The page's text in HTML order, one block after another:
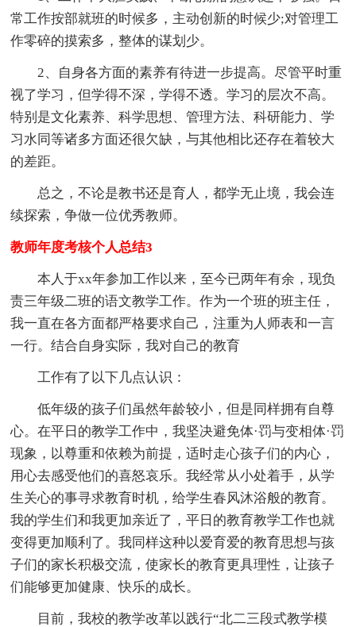
常工作按部就班的时候多，主动创新的时候少;对管理工
作零碎的摸索多，整体的谋划少。
2、自身各方面的素养有待进一步提高。尽管平时重
视了学习，但学得不深，学得不透。学习的层次不高。
特别是文化素养、科学思想、管理方法、科研能力、学
习水同等诸多方面还很欠缺，与其他相比还存在着较大
的差距。
总之，不论是教书还是育人，都学无止境，我会连
续探索，争做一位优秀教师。
教师年度考核个人总结3
本人于xx年参加工作以来，至今已两年有余，现负
责三年级二班的语文教学工作。作为一个班的班主任，
我一直在各方面都严格要求自己，注重为人师表和一言
一行。结合自身实际，我对自己的教育
工作有了以下几点认识：
低年级的孩子们虽然年龄较小，但是同样拥有自尊
心。在平日的教学工作中，我坚决避免体·罚与变相体·罚
现象，以尊重和依赖为前提，适时走心孩子们的内心，
用心去感受他们的喜怒哀乐。我经常从小处着手，从学
生关心的事寻求教育时机，给学生春风沐浴般的教育。
我的学生们和我更加亲近了，平日的教育教学工作也就
变得更加顺利了。我同样这种以爱育爱的教育思想与孩
子们的家长积极交流，使家长的教育更具理性，让孩子
们能够更加健康、快乐的成长。
目前，我校的教学改革以践行“北二三段式教学模